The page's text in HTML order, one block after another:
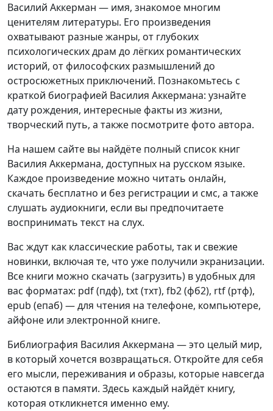
Василий Аккерман — имя, знакомое многим
ценителям литературы. Его произведения
охватывают разные жанры, от глубоких
психологических драм до лёгких романтических
историй, от философских размышлений до
остросюжетных приключений. Познакомьтесь с
краткой биографией Василия Аккермана: узнайте
дату рождения, интересные факты из жизни,
творческий путь, а также посмотрите фото автора.
На нашем сайте вы найдёте полный список книг
Василия Аккермана, доступных на русском языке.
Каждое произведение можно читать онлайн,
скачать бесплатно и без регистрации и смс, а также
слушать аудиокниги, если вы предпочитаете
воспринимать текст на слух.
Вас ждут как классические работы, так и свежие
новинки, включая те, что уже получили экранизации.
Все книги можно скачать (загрузить) в удобных для
вас форматах: pdf (пдф), txt (тхт), fb2 (фб2), rtf (ртф),
epub (епаб) — для чтения на телефоне, компьютере,
айфоне или электронной книге.
Библиография Василия Аккермана — это целый мир,
в который хочется возвращаться. Откройте для себя
его мысли, переживания и образы, которые навсегда
остаются в памяти. Здесь каждый найдёт книгу,
которая откликнется именно ему.